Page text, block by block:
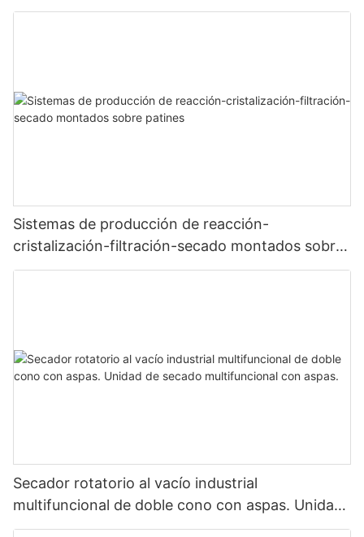
Sistemas de producción de reacción-
cristalización-filtración-secado montados sobre
patines
Secador rotatorio al vacío industrial
multifuncional de doble cono con aspas. Unidad
de secado multifuncional con aspas.